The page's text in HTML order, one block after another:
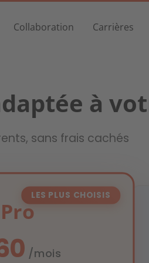
Collaboration Carrières
Services
Immobilier
Panneaux solaires
Louer ou acheter
Carrières
Belgique - Français
Español
à
sans frais cachés
LES PLUS CHOISIS
Pro
/mois